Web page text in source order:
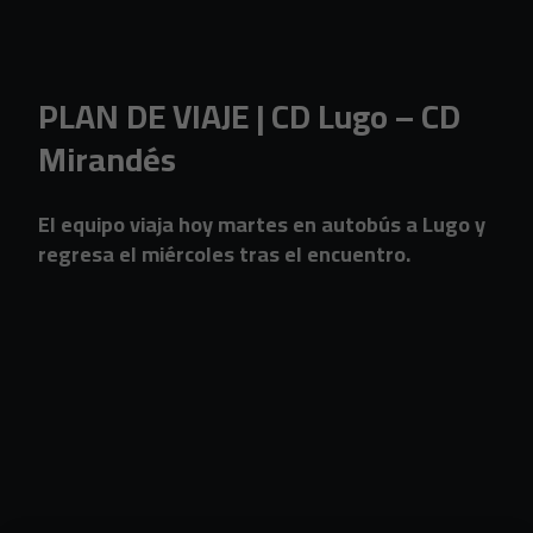
PLAN DE VIAJE | CD Lugo – CD
Mirandés
El equipo viaja hoy martes en autobús a Lugo y
regresa el miércoles tras el encuentro.